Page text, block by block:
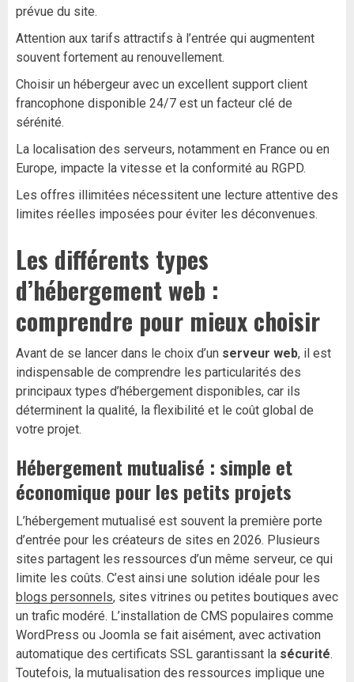
prévue du site.
Attention aux tarifs attractifs à l’entrée qui augmentent
souvent fortement au renouvellement.
Choisir un hébergeur avec un excellent support client
francophone disponible 24/7 est un facteur clé de
sérénité.
La localisation des serveurs, notamment en France ou en
Europe, impacte la vitesse et la conformité au RGPD.
Les offres illimitées nécessitent une lecture attentive des
limites réelles imposées pour éviter les déconvenues.
Les différents types
d’hébergement web :
comprendre pour mieux choisir
Avant de se lancer dans le choix d’un serveur web, il est
indispensable de comprendre les particularités des
principaux types d’hébergement disponibles, car ils
déterminent la qualité, la flexibilité et le coût global de
votre projet.
Hébergement mutualisé : simple et
économique pour les petits projets
L’hébergement mutualisé est souvent la première porte
d’entrée pour les créateurs de sites en 2026. Plusieurs
sites partagent les ressources d’un même serveur, ce qui
limite les coûts. C’est ainsi une solution idéale pour les
blogs personnels, sites vitrines ou petites boutiques avec
un trafic modéré. L’installation de CMS populaires comme
WordPress ou Joomla se fait aisément, avec activation
automatique des certificats SSL garantissant la sécurité.
Toutefois, la mutualisation des ressources implique une